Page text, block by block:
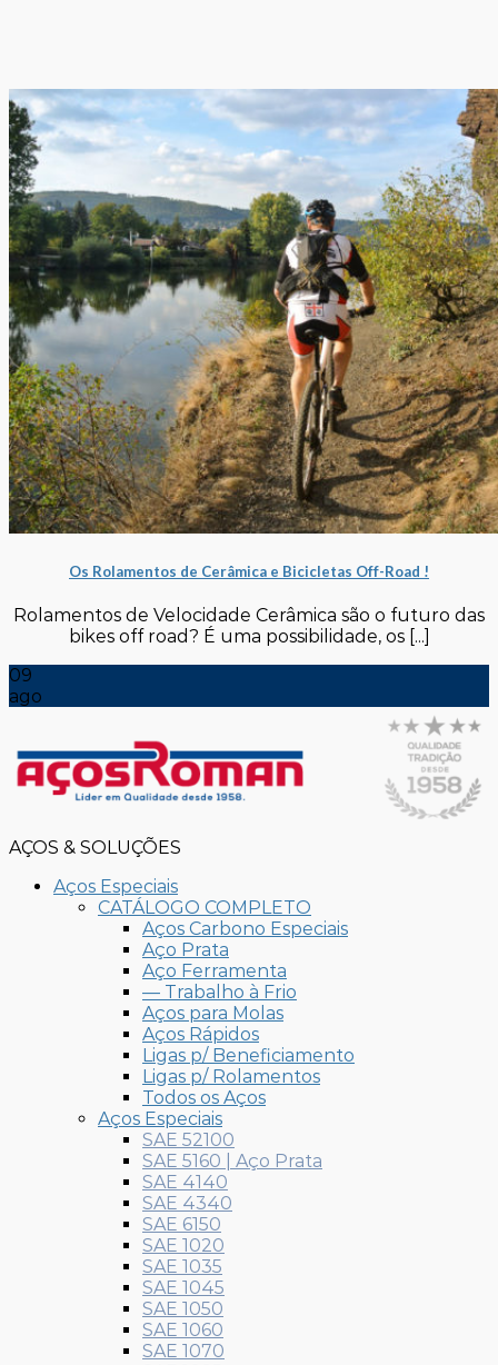
Os Rolamentos de Cerâmica e Bicicletas Off-Road !
Rolamentos de Velocidade Cerâmica ​​são o futuro das
bikes off road? É uma possibilidade, os [...]
09
ago
AÇOS & SOLUÇÕES
Aços Especiais
CATÁLOGO COMPLETO
Aços Carbono Especiais
Aço Prata
Aço Ferramenta
— Trabalho à Frio
Aços para Molas
Aços Rápidos
Ligas p/ Beneficiamento
Ligas p/ Rolamentos
Todos os Aços
Aços Especiais
SAE 52100
SAE 5160 | Aço Prata
SAE 4140
SAE 4340
SAE 6150
SAE 1020
SAE 1035
SAE 1045
SAE 1050
SAE 1060
SAE 1070